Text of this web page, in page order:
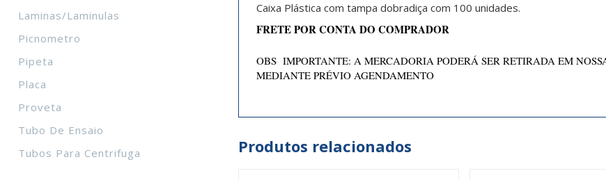
Laminas/Laminulas
Picnometro
Pipeta
Placa
Proveta
Tubo De Ensaio
Tubos Para Centrifuga
Caixa Plástica com tampa dobradiça com 100 unidades.
FRETE POR CONTA DO COMPRADOR
OBS IMPORTANTE: A MERCADORIA PODERÁ SER RETIRADA EM
MEDIANTE PRÉVIO AGENDAMENTO
Produtos relacionados